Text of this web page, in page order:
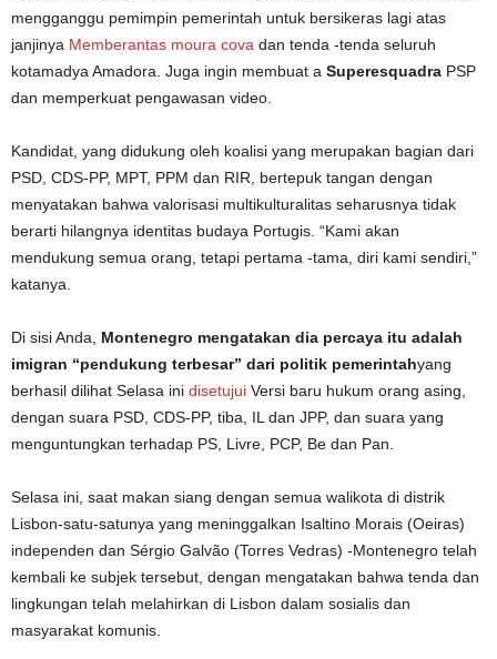
mengganggu pemimpin pemerintah untuk bersikeras lagi atas
janjinya Memberantas moura cova dan tenda -tenda seluruh
kotamadya Amadora. Juga ingin membuat a Superesquadra PSP
dan memperkuat pengawasan video.
Kandidat, yang didukung oleh koalisi yang merupakan bagian dari
PSD, CDS-PP, MPT, PPM dan RIR, bertepuk tangan dengan
menyatakan bahwa valorisasi multikulturalitas seharusnya tidak
berarti hilangnya identitas budaya Portugis. “Kami akan
mendukung semua orang, tetapi pertama -tama, diri kami sendiri,”
katanya.
Di sisi Anda, Montenegro mengatakan dia percaya itu adalah
imigran “pendukung terbesar” dari politik pemerintahyang
berhasil dilihat Selasa ini disetujui Versi baru hukum orang asing,
dengan suara PSD, CDS-PP, tiba, IL dan JPP, dan suara yang
menguntungkan terhadap PS, Livre, PCP, Be dan Pan.
Selasa ini, saat makan siang dengan semua walikota di distrik
Lisbon-satu-satunya yang meninggalkan Isaltino Morais (Oeiras)
independen dan Sérgio Galvão (Torres Vedras) -Montenegro telah
kembali ke subjek tersebut, dengan mengatakan bahwa tenda dan
lingkungan telah melahirkan di Lisbon dalam sosialis dan
masyarakat komunis.